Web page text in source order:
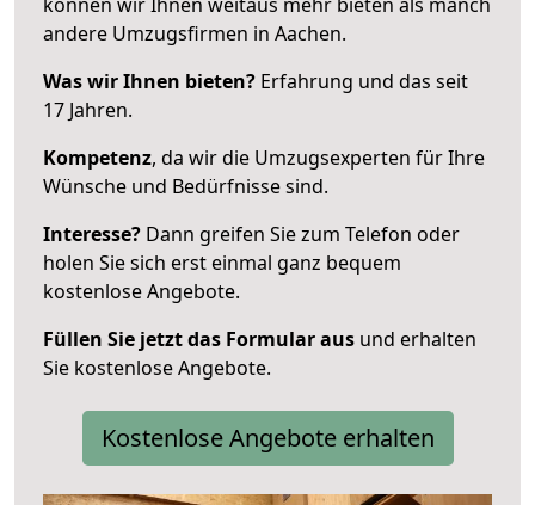
andere Umzugsfirmen in Aachen.
Was wir Ihnen bieten? Erfahrung und das seit
17 Jahren.
Kompetenz, da wir die Umzugsexperten für Ihre
Wünsche und Bedürfnisse sind.
Interesse? Dann greifen Sie zum Telefon oder
holen Sie sich erst einmal ganz bequem
kostenlose Angebote.
Füllen Sie jetzt das Formular aus und erhalten
Sie kostenlose Angebote.
Kostenlose Angebote erhalten